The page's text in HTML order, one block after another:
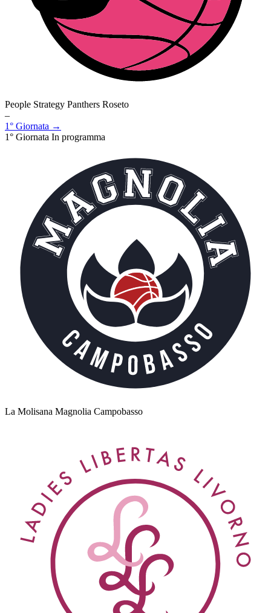
People Strategy Panthers Roseto
–
1° Giornata →
1° Giornata In programma
La Molisana Magnolia Campobasso